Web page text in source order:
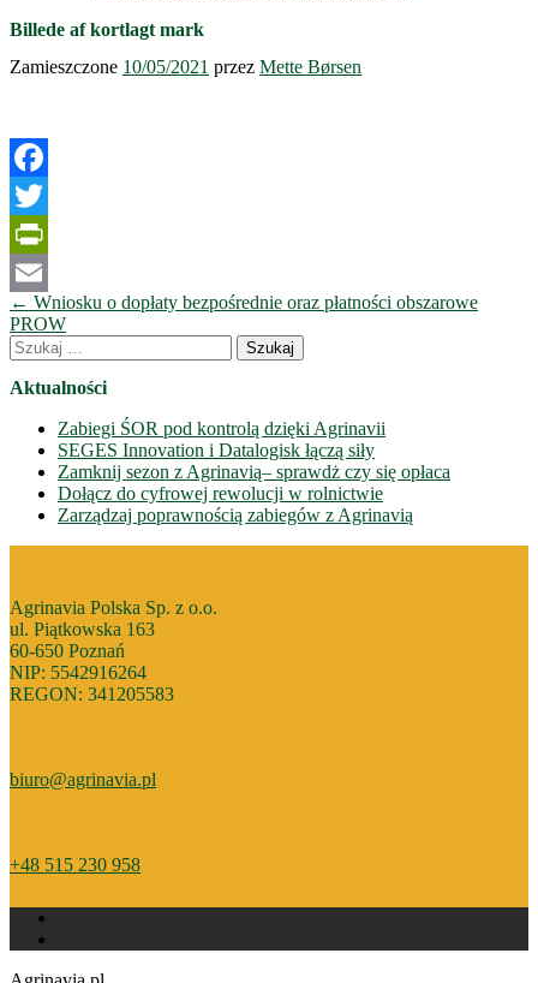
Billede af kortlagt mark
Zamieszczone 10/05/2021 przez Mette Børsen
Facebook
Twitter
PrintFriendly
Email
Nawigacja
wpisów
← Wniosku o dopłaty bezpośrednie oraz płatności obszarowe
PROW
Szukaj:
Aktualności
Zabiegi ŚOR pod kontrolą dzięki Agrinavii
SEGES Innovation i Datalogisk łączą siły
Zamknij sezon z Agrinavią– sprawdż czy się opłaca
Dołącz do cyfrowej rewolucji w rolnictwie
Zarządzaj poprawnością zabiegów z Agrinavią
Agrinavia Polska Sp. z o.o.
ul. Piątkowska 163
60-650 Poznań
NIP: 5542916264
REGON: 341205583
biuro@agrinavia.pl
+48 515 230 958